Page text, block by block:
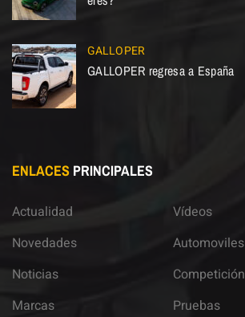
GALLOPER
GALLOPER regresa a España
ENLACES PRINCIPALES
Actualidad
Novedades
Noticias
Marcas
Vídeos
Automoviles
Competición
Pruebas